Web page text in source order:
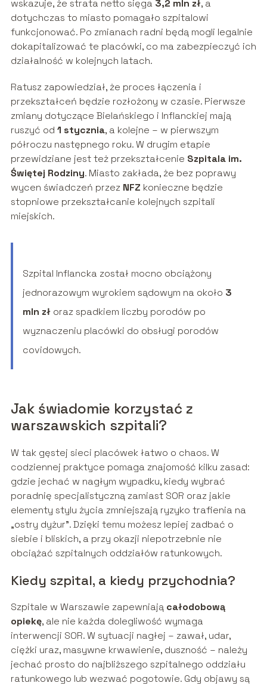
wskazuje, że strata netto sięga 3,2 mln zł, a
dotychczas to miasto pomagało szpitalowi
funkcjonować. Po zmianach radni będą mogli legalnie
dokapitalizować te placówki, co ma zabezpieczyć ich
działalność w kolejnych latach.
Ratusz zapowiedział, że proces łączenia i
przekształceń będzie rozłożony w czasie. Pierwsze
zmiany dotyczące Bielańskiego i Inflanckiej mają
ruszyć od 1 stycznia, a kolejne – w pierwszym
półroczu następnego roku. W drugim etapie
przewidziane jest też przekształcenie Szpitala im.
Świętej Rodziny. Miasto zakłada, że bez poprawy
wycen świadczeń przez NFZ konieczne będzie
stopniowe przekształcanie kolejnych szpitali
miejskich.
Szpital Inflancka został mocno obciążony
jednorazowym wyrokiem sądowym na około 3
mln złoraz spadkiem liczby porodów po
wyznaczeniu placówki do obsługi porodów
covidowych.
Jak świadomie korzystać z
warszawskich szpitali?
W tak gęstej sieci placówek łatwo o chaos. W
codziennej praktyce pomaga znajomość kilku zasad:
gdzie jechać w nagłym wypadku, kiedy wybrać
poradnię specjalistyczną zamiast SOR oraz jakie
elementy stylu życia zmniejszają ryzyko trafienia na
„ostry dyżur”. Dzięki temu możesz lepiej zadbać o
siebie i bliskich, a przy okazji niepotrzebnie nie
obciążać szpitalnych oddziałów ratunkowych.
Kiedy szpital, a kiedy przychodnia?
Szpitale w Warszawie zapewniają całodobową
opiekę, ale nie każda dolegliwość wymaga
interwencji SOR. W sytuacji nagłej – zawał, udar,
ciężki uraz, masywne krwawienie, duszność – należy
jechać prosto do najbliższego szpitalnego oddziału
ratunkowego lub wezwać pogotowie. Gdy objawy są